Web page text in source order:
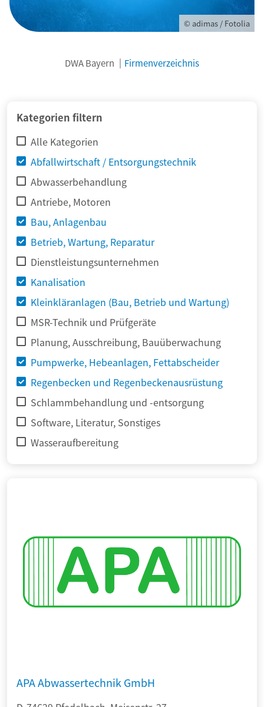
© adimas / Fotolia
DWA Bayern Firmenverzeichnis
Kategorien filtern
Alle Kategorien
Abfallwirtschaft / Entsorgungstechnik
Abwasserbehandlung
Antriebe, Motoren
Bau, Anlagenbau
Betrieb, Wartung, Reparatur
Dienstleistungsunternehmen
Kanalisation
Kleinkläranlagen (Bau, Betrieb und Wartung)
MSR-Technik und Prüfgeräte
Planung, Ausschreibung, Bauüberwachung
Pumpwerke, Hebeanlagen, Fettabscheider
Regenbecken und Regenbeckenausrüstung
Schlammbehandlung und -entsorgung
Software, Literatur, Sonstiges
Wasseraufbereitung
APA Abwassertechnik GmbH